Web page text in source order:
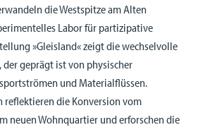
die Westspitze am Alten
Labor für partizipative
»Gleisland« zeigt die wechselvolle
der geprägt ist von physischer
und Materialflüssen.
reflektieren die Konversion vom
neuen Wohnquartier und erforschen die